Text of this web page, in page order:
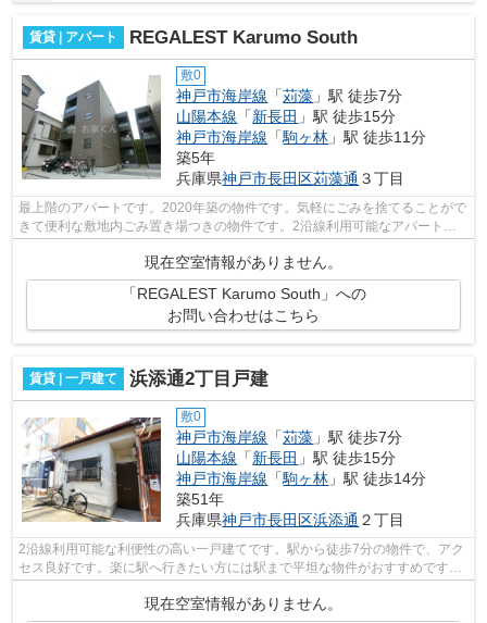
賃貸 | アパート REGALEST Karumo South
敷0
神戸市海岸線 「苅藻 」駅 徒歩7分
山陽本線 「新長田 」駅 徒歩15分
神戸市海岸線 「駒ヶ林 」駅 徒歩11分
築5年
兵庫県神戸市長田区苅藻通 ３丁目
最上階のアパートです。2020年築の物件です。気軽にごみを捨てることがで
きて便利な敷地内ごみ置き場つきの物件です。2沿線利用可能なアパートで
す。気になる情報を見つけたら、まずは...
現在空室情報がありません。
「REGALEST Karumo South」への
お問い合わせはこちら
賃貸 | 一戸建て 浜添通2丁目戸建
敷0
神戸市海岸線 「苅藻 」駅 徒歩7分
山陽本線 「新長田 」駅 徒歩15分
神戸市海岸線 「駒ヶ林 」駅 徒歩14分
築51年
兵庫県神戸市長田区浜添通 ２丁目
2沿線利用可能な利便性の高い一戸建てです。駅から徒歩7分の物件で、アク
セス良好です。楽に駅へ行きたい方には駅まで平坦な物件がおすすめです。
現在空室情報がありません。